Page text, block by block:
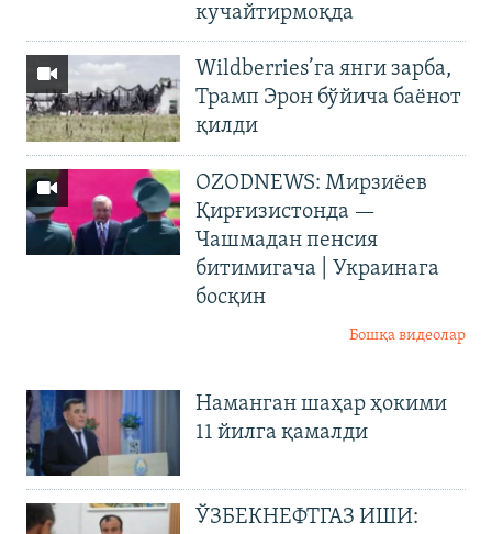
кучайтирмоқда
Wildberries’га янги зарба,
Трамп Эрон бўйича баёнот
қилди
OZODNEWS: Мирзиёев
Қирғизистонда —
Чашмадан пенсия
битимигача | Украинага
босқин
Бошқа видеолар
Наманган шаҳар ҳокими
11 йилга қамалди
ЎЗБЕКНЕФТГАЗ ИШИ: